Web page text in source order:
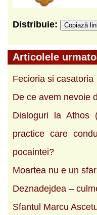
Distribuie: Copiază
Articolele
Fecioria si casatoria
De ce avem nevoie
Dialoguri la Athos
practice care
pocaintei?
Moartea nu e un
Deznadejdea –
Sfantul Marcu